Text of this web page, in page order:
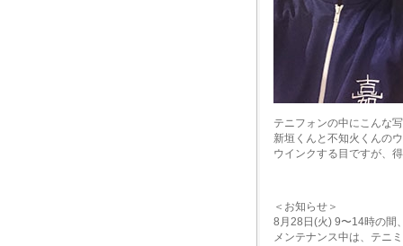
テニフォンの中にこんな
新垣くんと不知火くんの
ウインクする目ですが、
＜お知らせ＞
8月28日(火) 9〜14時の間
メンテナンス中は、テニ